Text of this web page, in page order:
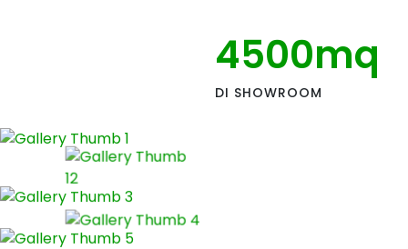
4500mq
DI SHOWROOM